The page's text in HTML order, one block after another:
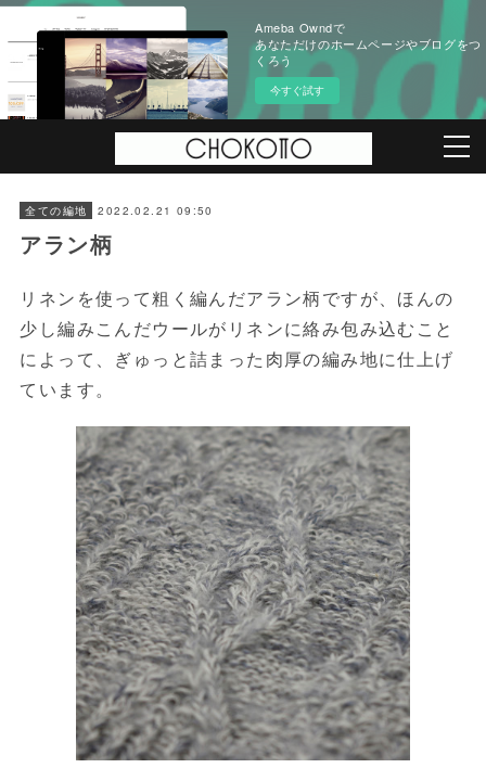
Ameba Owndで
あなただけのホームページやブログをつ
くろう
今すぐ試す
全ての編地 2022.02.21 09:50
アラン柄
リネンを使って粗く編んだアラン柄ですが、ほんの
少し編みこんだウールがリネンに絡み包み込むこと
によって、ぎゅっと詰まった肉厚の編み地に仕上げ
ています。